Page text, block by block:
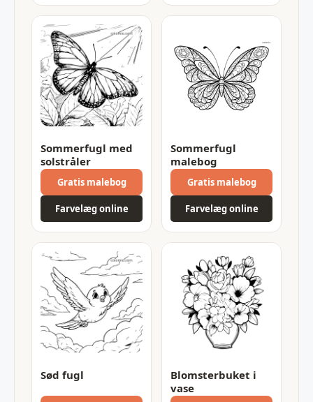
Sommerfugl med
solstråler
Gratis malebog
Farvelæg online
Sommerfugl
malebog
Gratis malebog
Farvelæg online
Sød fugl
Blomsterbuket i
vase